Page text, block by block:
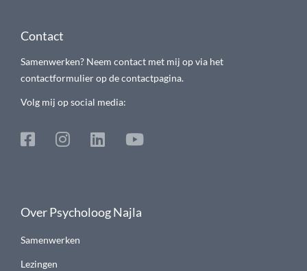
Contact
Samenwerken? Neem contact met mij op via het
contactformulier op de contactpagina.
Volg mij op social media:
Over Psycholoog Najla
Samenwerken
Lezingen